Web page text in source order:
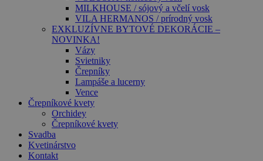
MILKHOUSE / sójový a včelí vosk
VILA HERMANOS / prírodný vosk
EXKLUZÍVNE BYTOVÉ DEKORÁCIE –
NOVINKA!
Vázy
Svietniky
Črepníky
Lampáše a lucerny
Vence
Črepníkové kvety
Orchidey
Črepníkové kvety
Svadba
Kvetinárstvo
Kontakt